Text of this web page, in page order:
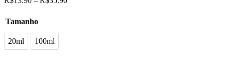
Tamanho
20ml
20ml 100ml